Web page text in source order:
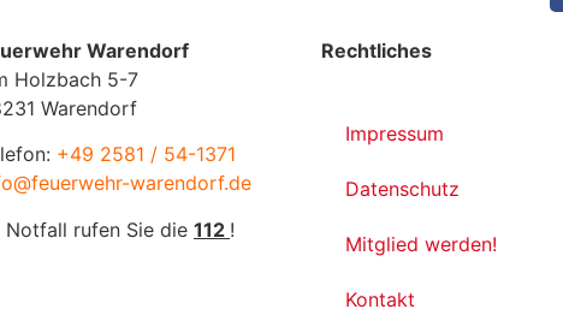
Warendorf
Holzbach 5-7
Warendorf
+49 2581 / 54-1371
warendorf.de
Notfall rufen Sie die 112 !
Rechtliches
Impressum
Datenschutz
Mitglied werden!
Kontakt